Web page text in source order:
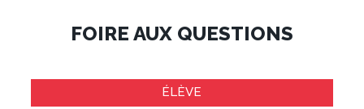
FOIRE AUX QUESTIONS
ÉLÈVE